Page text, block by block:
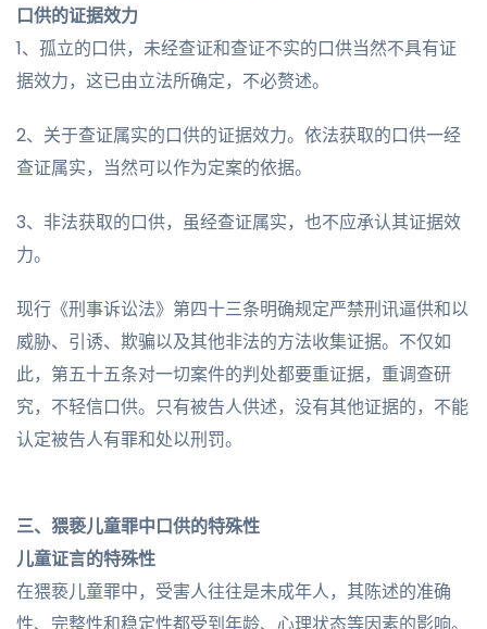
口供的证据效力
1、孤立的口供，未经查证和查证不实的口供当然不具有证
据效力，这已由立法所确定，不必赘述。
2、关于查证属实的口供的证据效力。依法获取的口供一经
查证属实，当然可以作为定案的依据。
3、非法获取的口供，虽经查证属实，也不应承认其证据效
力。
现行《刑事诉讼法》第四十三条明确规定严禁刑讯逼供和以
威胁、引诱、欺骗以及其他非法的方法收集证据。不仅如
此，第五十五条对一切案件的判处都要重证据，重调查研
究，不轻信口供。只有被告人供述，没有其他证据的，不能
认定被告人有罪和处以刑罚。
三、猥亵儿童罪中口供的特殊性
儿童证言的特殊性
在猥亵儿童罪中，受害人往往是未成年人，其陈述的准确
性、完整性和稳定性都受到年龄、心理状态等因素的影响。